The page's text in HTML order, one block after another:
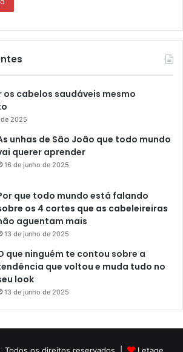
os cabelos saudáveis mesmo
2025
unhas de São João que todo mundo
querer aprender
16 de junho de 2025
que todo mundo está falando
os 4 cortes que as cabeleireiras
aguentam mais
13 de junho de 2025
que ninguém te contou sobre a
que voltou e muda tudo no
look
13 de junho de 2025